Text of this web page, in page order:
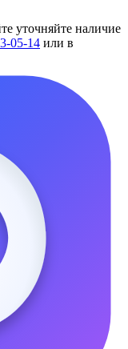
уточняйте наличие
05-14 или в